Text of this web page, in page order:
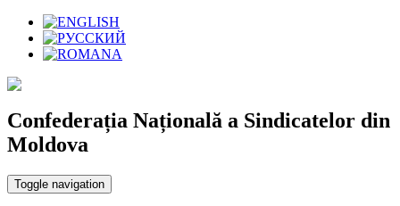
Confederația Națională a Sindicatelor din
Moldova
Toggle navigation